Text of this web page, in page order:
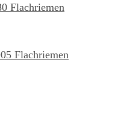
Flachriemen